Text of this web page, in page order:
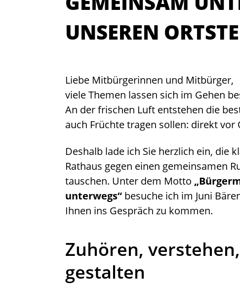
UNSEREN
Liebe Mitbürgerinnen und Mitbürger,
viele Themen lassen sich im Gehen
An der frischen Luft entstehen die
auch Früchte tragen sollen: direkt
Deshalb lade ich Sie herzlich ein, die
Rathaus gegen einen gemeinsamen
tauschen. Unter dem Motto
unterwegs“ besuche ich im Juni
Ihnen ins Gespräch zu kommen.
Zuhören,
gestalten